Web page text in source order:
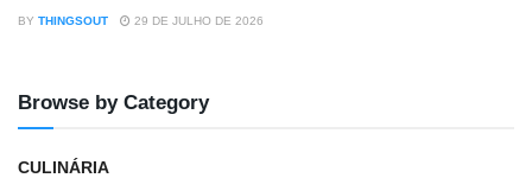
BY THINGSOUT 29 DE JULHO DE 2026
Browse by Category
CULINÁRIA